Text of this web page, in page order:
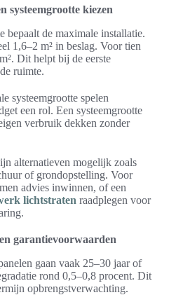
systeemgrootte kiezen
bepaalt de maximale installatie.
1,6–2 m² in beslag. Voor tien
Dit helpt bij de eerste
ruimte.
systeemgrootte spelen
een rol. Een systeemgrootte
verbruik dekken zonder
alternatieven mogelijk zoals
of grondopstelling. Voor
advies inwinnen, of een
lichtstraten raadplegen voor
garantievoorwaarden
gaan vaak 25–30 jaar of
rond 0,5–0,8 procent. Dit
opbrengstverwachting.